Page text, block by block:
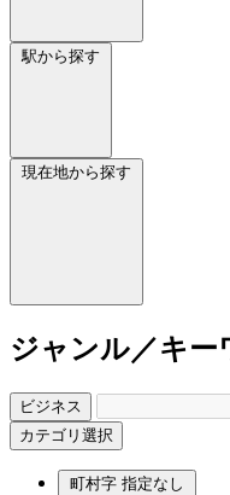
駅から探す
現在地から探す
ジャンル／キー
ビジネス
カテゴリ選択
町村字 指定なし